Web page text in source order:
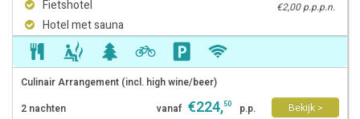
Fietshotel
Hotel met sauna
€2,00 p.p.p.n.
Culinair Arrangement (incl. high wine/beer)
2 nachten
vanaf €224,50 p.p.
Bekijk >